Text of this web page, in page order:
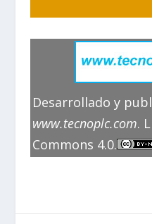
Desarrollado y
www.tecnoplc.com.
Commons 4.0.